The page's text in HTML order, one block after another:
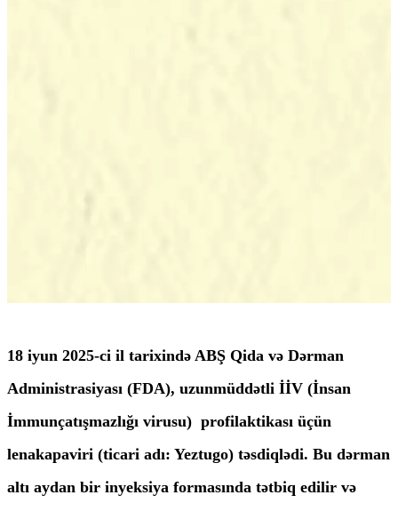
18 iyun 2025-ci il tarixində ABŞ Qida və Dərman
Administrasiyası (FDA), uzunmüddətli İİV (İnsan
İmmunçatışmazlığı virusu) profilaktikası üçün
lenakapaviri (ticari adı: Yeztugo) təsdiqlədi. Bu dərman
altı aydan bir inyeksiya formasında tətbiq edilir və